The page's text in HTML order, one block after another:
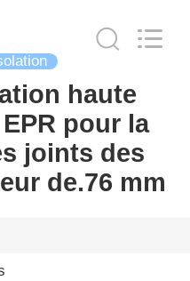
haute
pour la
joints des
de.76 mm